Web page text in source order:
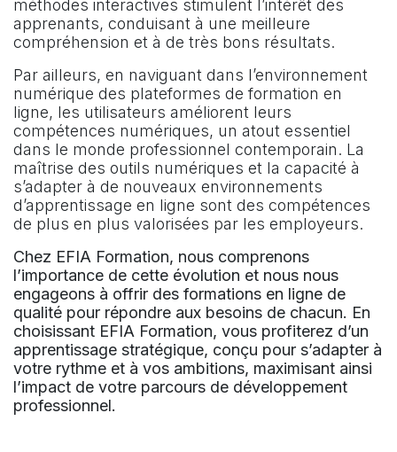
méthodes interactives stimulent l’intérêt des
apprenants, conduisant à une meilleure
compréhension et à de très bons résultats.
Par ailleurs, en naviguant dans l’environnement
numérique des plateformes de formation en
ligne, les utilisateurs améliorent leurs
compétences numériques, un atout essentiel
dans le monde professionnel contemporain. La
maîtrise des outils numériques et la capacité à
s’adapter à de nouveaux environnements
d’apprentissage en ligne sont des compétences
de plus en plus valorisées par les employeurs.
Chez EFIA Formation, nous comprenons
l’importance de cette évolution et nous nous
engageons à offrir des formations en ligne de
qualité pour répondre aux besoins de chacun. En
choisissant EFIA Formation, vous profiterez d’un
apprentissage stratégique, conçu pour s’adapter à
votre rythme et à vos ambitions, maximisant ainsi
l’impact de votre parcours de développement
professionnel.